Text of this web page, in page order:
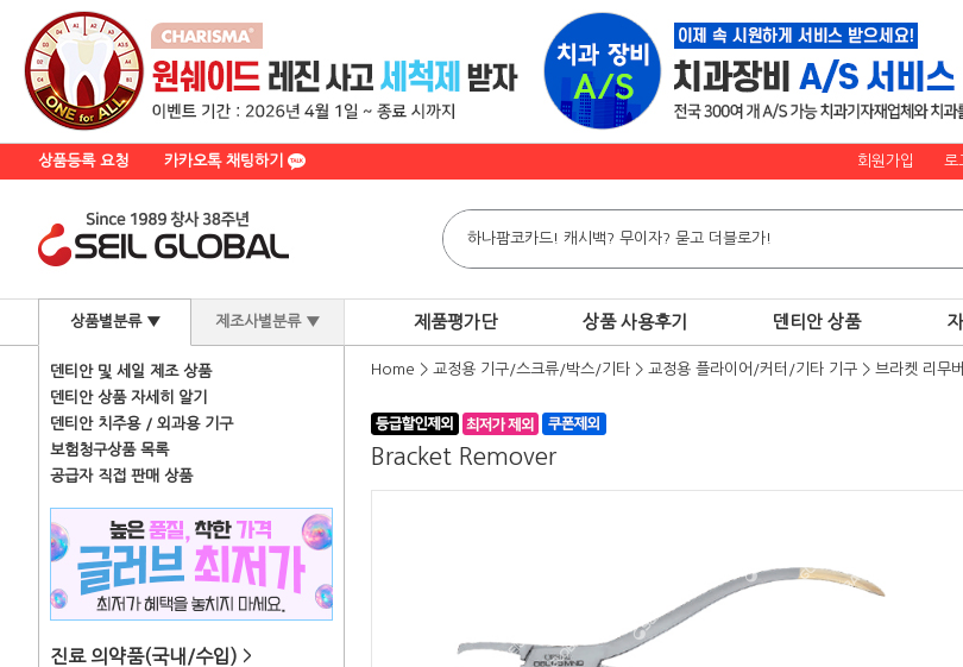
상품등록 요청 카카오톡 채팅하기 회원가입 로
상품별분류 ▼ 제조사별분류 ▼
덴티안 및 세일 제조 상품
덴티안 상품 자세히 알기
덴티안 치주용 / 외과용 기구
보험청구상품 목록
공급자 직접 판매 상품
진료 의약품(국내/수입) >
제품평가단 상품 사용후기 덴티안 상품
Home > 교정용 기구/스크류/박스/기타 > 교정용 플라이어/커터/기타 기구 > 브라켓 리무버
Bracket Remover